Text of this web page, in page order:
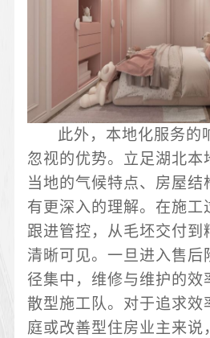
此外，本地化服务的
忽视的优势。立足湖北本
当地的气候特点、房屋结
有更深入的理解。在施工
跟进管控，从毛坯交付到
清晰可见。一旦进入售后
径集中，维修与维护的效
散型施工队。对于追求效
庭或改善型住房业主来说